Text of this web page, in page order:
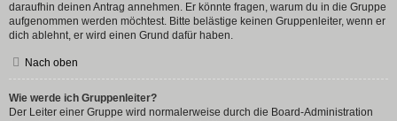
daraufhin deinen Antrag annehmen. Er könnte fragen, warum du in die Gruppe
aufgenommen werden möchtest. Bitte belästige keinen Gruppenleiter, wenn er
dich ablehnt, er wird einen Grund dafür haben.
Nach oben
Wie werde ich Gruppenleiter?
Der Leiter einer Gruppe wird normalerweise durch die Board-Administration